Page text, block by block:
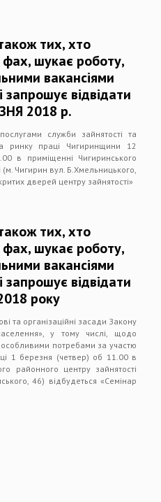
тих, хто
шукає роботу,
вакансіями
запрошує відвідати
2018 р.
служби зайнятості та
ринку праці Чигиринщини 12
в приміщенні Чигиринського
Чигирин вул. Б.Хмельницького,
дверей центру зайнятості»
тих, хто
шукає роботу,
вакансіями
запрошує відвідати
року
та організаційні засади Закону
у тому числі, щодо
потребами за участю
1 березня (четвер) об 11.00 в
районного центру зайнятості
46) відбудеться «Семінар